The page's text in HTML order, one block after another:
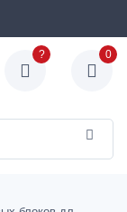
? 0